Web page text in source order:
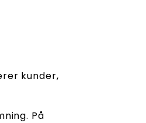
kunder,
På